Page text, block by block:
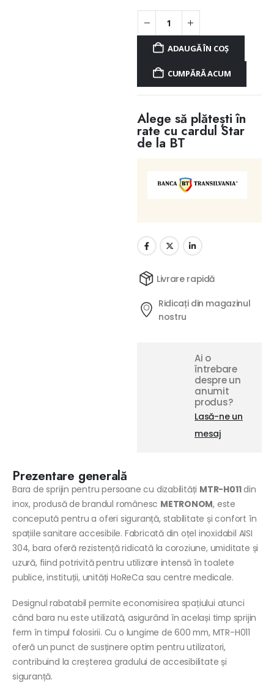
ADAUGĂ ÎN COȘ
CUMPĂRĂ ACUM
Alege să plătești în
rate cu cardul Star
de la BT
Livrare rapidă
Ridicați din magazinul
nostru
Ai o
întrebare
despre un
anumit
produs?
Lasă-ne un
mesaj
Prezentare generală
Bara de sprijin pentru persoane cu dizabilități MTR-H011din
inox, produsă de brandul românesc METRONOM, este
concepută pentru a oferi siguranță, stabilitate și confort în
spațiile sanitare accesibile. Fabricată din oțel inoxidabil AISI
304, bara oferă rezistență ridicată la coroziune, umiditate și
uzură, fiind potrivită pentru utilizare intensă în toalete
publice, instituții, unități HoReCa sau centre medicale.
Designul rabatabil permite economisirea spațiului atunci
când bara nu este utilizată, asigurând în același timp sprijin
ferm în timpul folosirii. Cu o lungime de 600 mm, MTR-H011
oferă un punct de susținere optim pentru utilizatori,
contribuind la creșterea gradului de accesibilitate și
siguranță.